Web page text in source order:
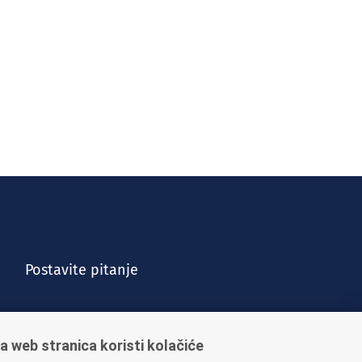
Postavite pitanje
web stranica koristi kolačiće